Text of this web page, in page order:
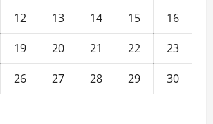
12 13 14 15
16
19 20 21 22
23
26 27 28 29
30